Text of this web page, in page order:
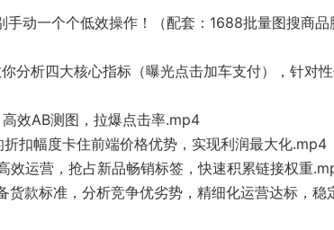
动一个个低效操作！（配套：1688批量图搜商品
分析四大核心指标（曝光点击加车支付），针对
效AB测图，拉爆点击率.mp4
扣幅度卡住前端价格优势，实现利润最大化.mp4
运营，抢占新品畅销标签，快速积累链接权重
货款标准，分析竞争优劣势，精细化运营达标，稳